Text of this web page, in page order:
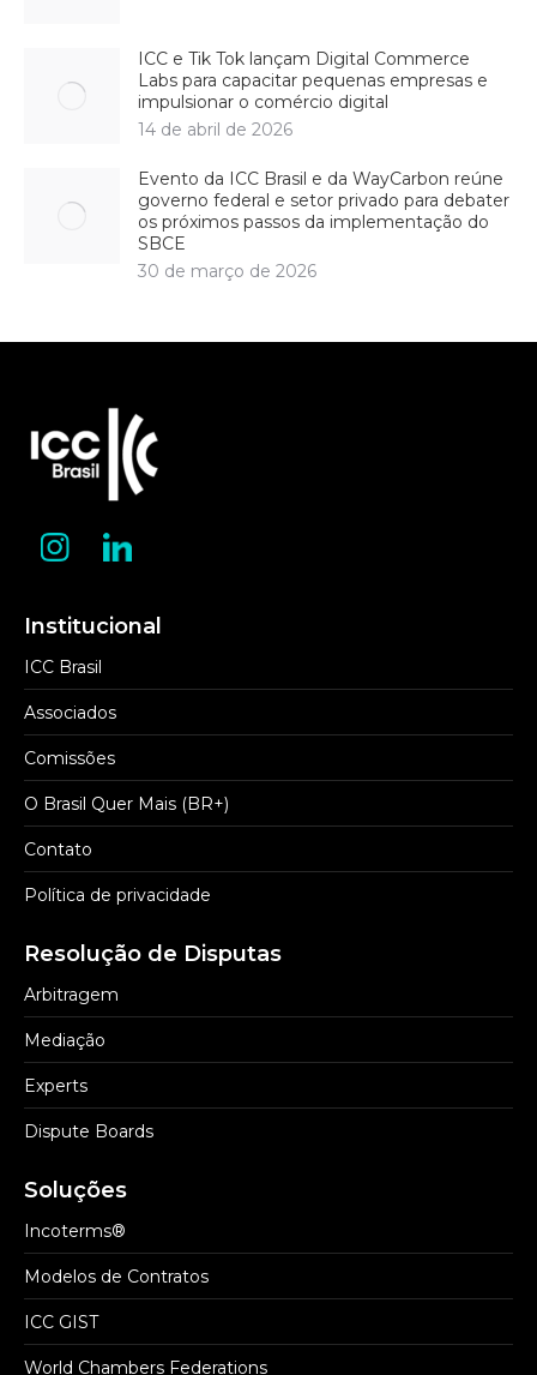
ICC e Tik Tok lançam Digital Commerce
Labs para capacitar pequenas empresas e
impulsionar o comércio digital
14 de abril de 2026
Evento da ICC Brasil e da WayCarbon reúne
governo federal e setor privado para debater
os próximos passos da implementação do
SBCE
30 de março de 2026
Institucional
ICC Brasil
Associados
Comissões
O Brasil Quer Mais (BR+)
Contato
Política de privacidade
Resolução de Disputas
Arbitragem
Mediação
Experts
Dispute Boards
Soluções
Incoterms®
Modelos de Contratos
ICC GIST
World Chambers Federations